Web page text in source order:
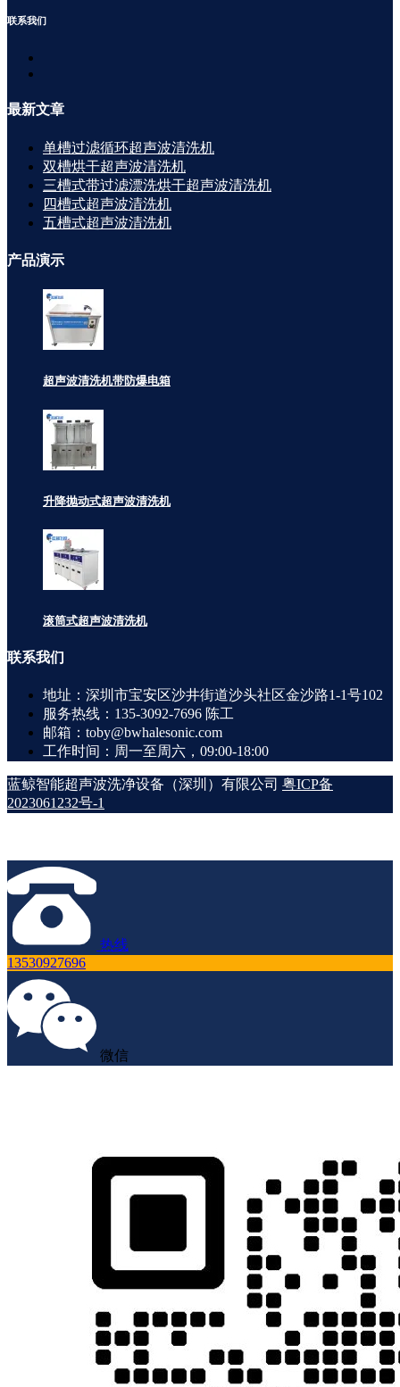
联系我们
最新文章
单槽过滤循环超声波清洗机
双槽烘干超声波清洗机
三槽式带过滤漂洗烘干超声波清洗机
四槽式超声波清洗机
五槽式超声波清洗机
产品演示
超声波清洗机带防爆电箱
升降抛动式超声波清洗机
滚筒式超声波清洗机
联系我们
地址：深圳市宝安区沙井街道沙头社区金沙路1-1号102
服务热线：135-3092-7696 陈工
邮箱：toby@bwhalesonic.com
工作时间：周一至周六，09:00-18:00
蓝鲸智能超声波洗净设备（深圳）有限公司 粤ICP备
2023061232号-1
热线
13530927696
微信